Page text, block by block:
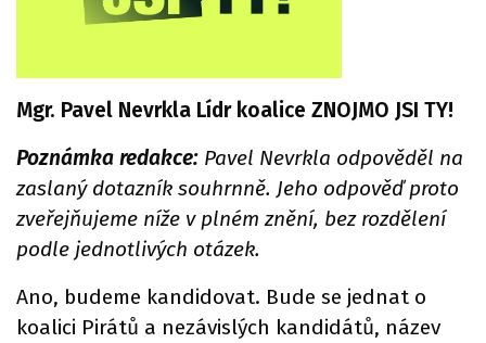
Mgr. Pavel Nevrkla Lídr koalice ZNOJMO JSI TY!
Poznámka redakce: Pavel Nevrkla odpověděl na
zaslaný dotazník souhrnně. Jeho odpověď proto
zveřejňujeme níže v plném znění, bez rozdělení
podle jednotlivých otázek.
Ano, budeme kandidovat. Bude se jednat o
koalici Pirátů a nezávislých kandidátů, název